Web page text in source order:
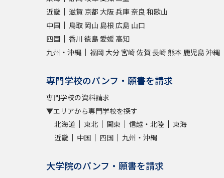
近畿
滋賀 京都 大阪兵庫奈良 和歌山
中国
鳥取 岡山 島根 広島 山口
四国
香川 徳島 愛媛 高知
九州・沖縄
福岡 大分 宮崎 佐賀 長崎 熊本 鹿児島沖縄
専門学校のパンフ・願書を請求
専門学校の資料請求
▼エリアから専門学校を探す
北海道
東北 関東 信越・北陸
東海
近畿
中国 四国 九州・沖縄
大学院のパンフ・願書を請求